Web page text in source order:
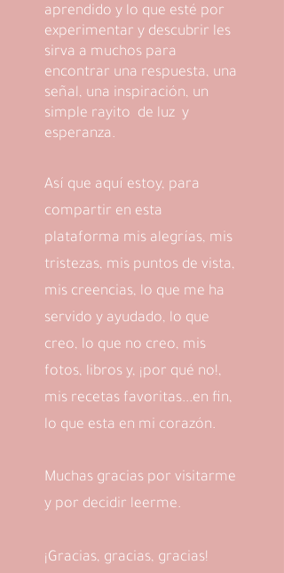
aprendido y lo que esté por
experimentar y descubrir les
sirva a muchos para
encontrar una respuesta, una
señal, una inspiración, un
simple rayito de luz y
esperanza.
Así que aquí estoy, para
compartir en esta
plataforma mis alegrías, mis
tristezas, mis puntos de vista,
mis creencias, lo que me ha
servido y ayudado, lo que
creo, lo que no creo, mis
fotos, libros y, ¡por qué no!,
mis recetas favoritas...en fin,
lo que esta en mi corazón.
Muchas gracias por visitarme
y por decidir leerme.
¡Gracias, gracias, gracias!